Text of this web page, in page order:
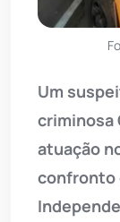
Um
criminosa
atuação
confronto